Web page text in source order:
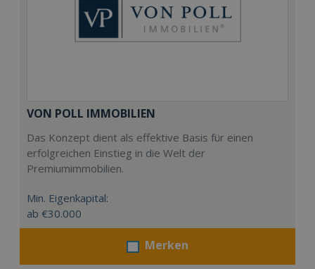
VON POLL IMMOBILIEN
Das Konzept dient als effektive Basis für einen
erfolgreichen Einstieg in die Welt der
Premiumimmobilien.
Min. Eigenkapital:
ab €30.000
Merken